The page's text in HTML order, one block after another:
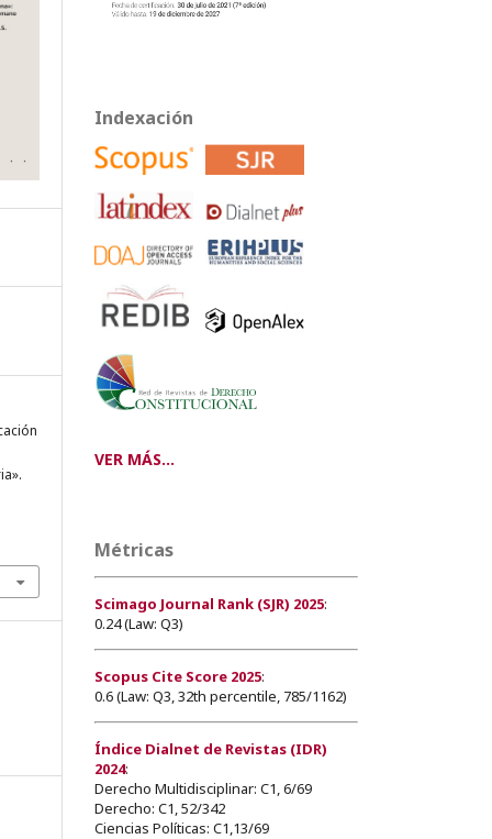
Indexación
VER MÁS...
Métricas
Scimago Journal Rank (SJR) 2025:
0.24 (Law: Q3)
Scopus Cite Score 2025:
0.6 (Law: Q3, 32th percentile, 785/1162)
Índice Dialnet de Revistas (IDR)
2024:
Derecho Multidisciplinar: C1, 6/69
Derecho: C1, 52/342
Ciencias Políticas: C1,13/69